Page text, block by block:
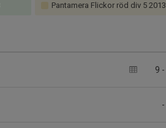
Pantamera Flickor röd div 5 2013
9 -
-